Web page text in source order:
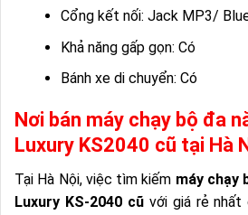
Cổng kết nối: Jack MP3/
Khả năng gấp gọn: Có
Bánh xe di chuyển: Có
Nơi bán máy chạy bộ đa
Luxury KS2040 cũ tại Hà
Tại Hà Nội, việc tìm kiếm máy chạy
Luxury KS-2040 cũvới giá rẻ nhất